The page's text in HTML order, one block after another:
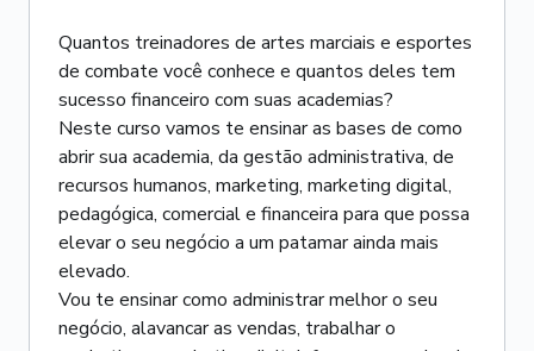
Quantos treinadores de artes marciais e esportes
de combate você conhece e quantos deles tem
sucesso financeiro com suas academias?
Neste curso vamos te ensinar as bases de como
abrir sua academia, da gestão administrativa, de
recursos humanos, marketing, marketing digital,
pedagógica, comercial e financeira para que possa
elevar o seu negócio a um patamar ainda mais
elevado.
Vou te ensinar como administrar melhor o seu
negócio, alavancar as vendas, trabalhar o